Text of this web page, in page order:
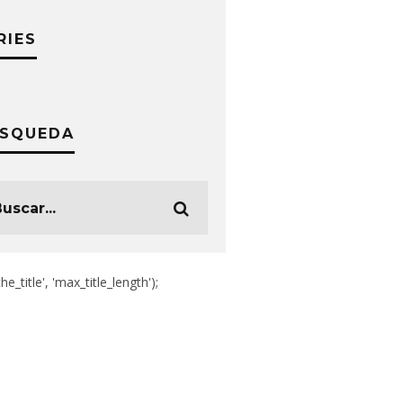
'max_title_length');